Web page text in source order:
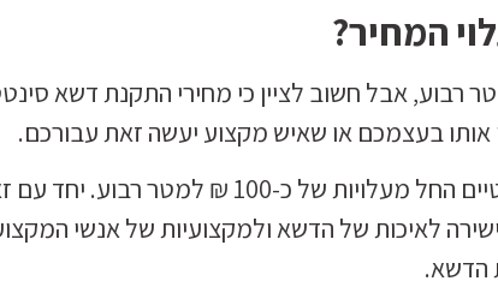
המחיר?
₪ ל-250 ₪ למטר רבוע, אבל חשוב לציין כי מחירי התקנת דשא
בעצמכם או שאיש מקצוע יעשה זאת עבורכם.
באינטרנט, ניתן למצוא לא מעט חברות התקנת דשאים סינטטיים החל מעלויות של כ-100 ₪ למטר
לאיכות של הדשא ולמקצועיות של אנשי
הדשא.